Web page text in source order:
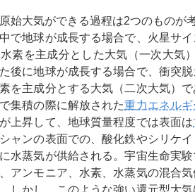
始大気ができる過程は2つのものが
で地球が成長する場合で、火星サ
素を主成分とした大気（一次大気
後に地球が成長する場合で、衝突
を主成分とする大気（二次大気）
で集積の際に解放された重力エネルギ
上昇して、地球質量程度では表面は
ャンの表面での、酸化鉄やシリケ
水蒸気が供給される。宇宙生命実
アンモニア、水素、水蒸気の混合